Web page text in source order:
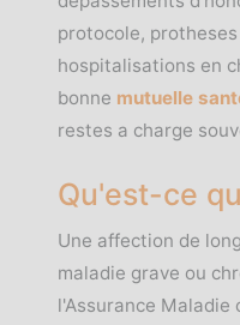
protocole,
hospitalisations en
bonne mutuelle
restes a charge
Qu'est-ce
Une affection de
maladie grave ou
l'Assurance Maladie